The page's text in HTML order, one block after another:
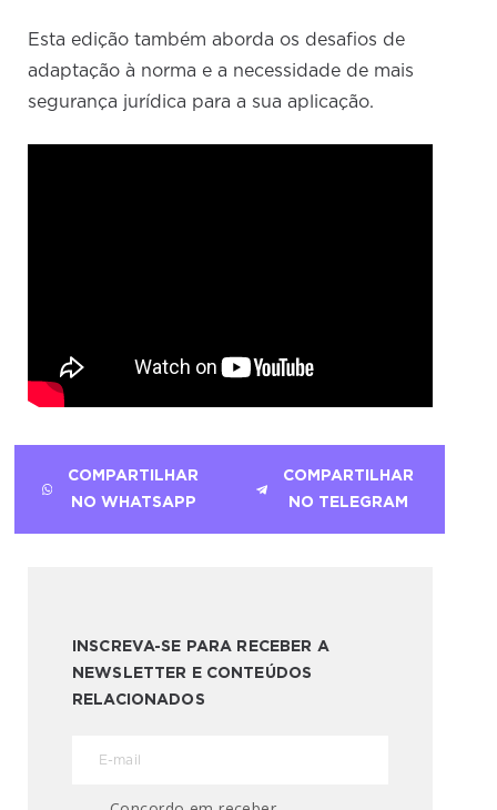
Esta edição também aborda os desafios de
adaptação à norma e a necessidade de mais
segurança jurídica para a sua aplicação.
COMPARTILHAR
NO WHATSAPP
COMPARTILHAR
NO TELEGRAM
INSCREVA-SE PARA RECEBER A
NEWSLETTER E CONTEÚDOS
RELACIONADOS